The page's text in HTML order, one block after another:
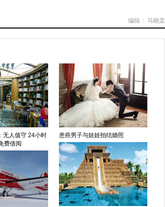
编辑： 马晓棠
无人值守 24小时
费借阅
患癌男子与娃娃拍结婚照